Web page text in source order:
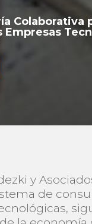
Colaborativa
Empresas
y
de